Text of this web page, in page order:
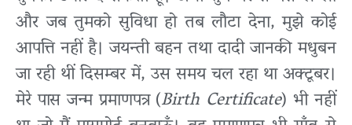
और जब तुमको सुविधा हो तब लौटा देना, मुझे कोई
आपत्ति नहीं है। जयन्ती बहन तथा दादी जानकी मधुबन
जा रही थीं दिसम्बर में, उस समय चल रहा था अक्टूबर।
मेरे पास जन्म प्रमाणपत्र (Birth Certificate) भी नहीं